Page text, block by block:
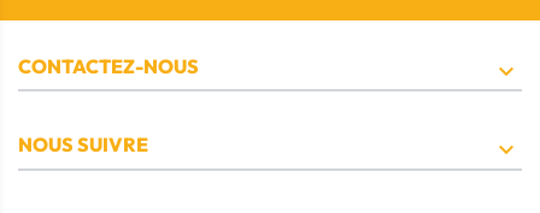
CONTACTEZ-NOUS 
NOUS SUIVRE 